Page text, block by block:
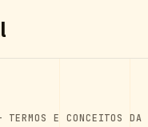
E CONCEITOS DA